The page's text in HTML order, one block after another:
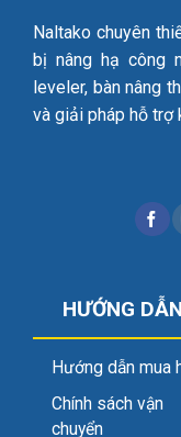
Naltako chuyên
bị nâng hạ công
leveler, bàn nâng
và giải pháp hỗ trợ
HƯỚNG DẪN
Hướng dẫn mua
Chính sách vận
chuyển